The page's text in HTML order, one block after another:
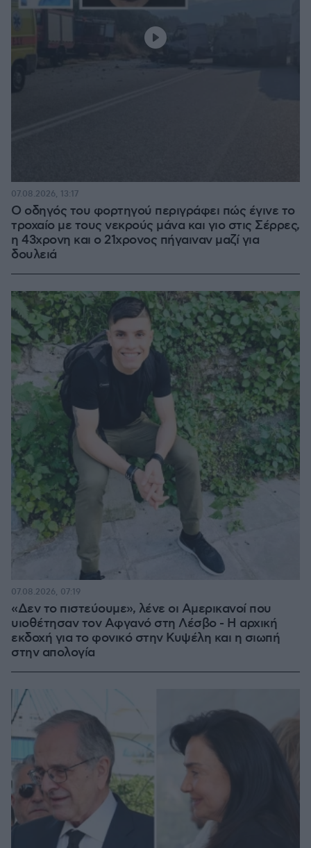
Ο οδηγός του φορτηγού περιγράφει πώς έγινε το
τροχαίο με τους νεκρούς μάνα και γιο στις Σέρρες,
η 43χρονη και ο 21χρονος πήγαιναν μαζί για
δουλειά
07.08.2026, 13:17
«Δεν το πιστεύουμε», λένε οι Αμερικανοί που
υιοθέτησαν τον Αφγανό στη Λέσβο - Η αρχική
εκδοχή για το φονικό στην Κυψέλη και η σιωπή
στην απολογία
07.08.2026, 07:19